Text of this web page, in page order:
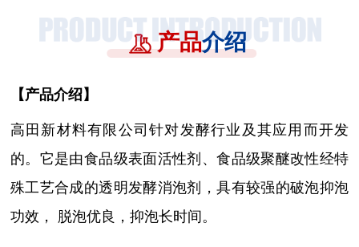
产品介绍
【产品介绍】
高田新材料有限公司针对发酵行业及其应用而开发
的。 它是由食品级表面活性剂、食品级聚醚改性经特
殊工艺合成的透明发酵消泡剂，具有较强的破泡抑泡
功效，
脱泡优良，抑泡长时间。